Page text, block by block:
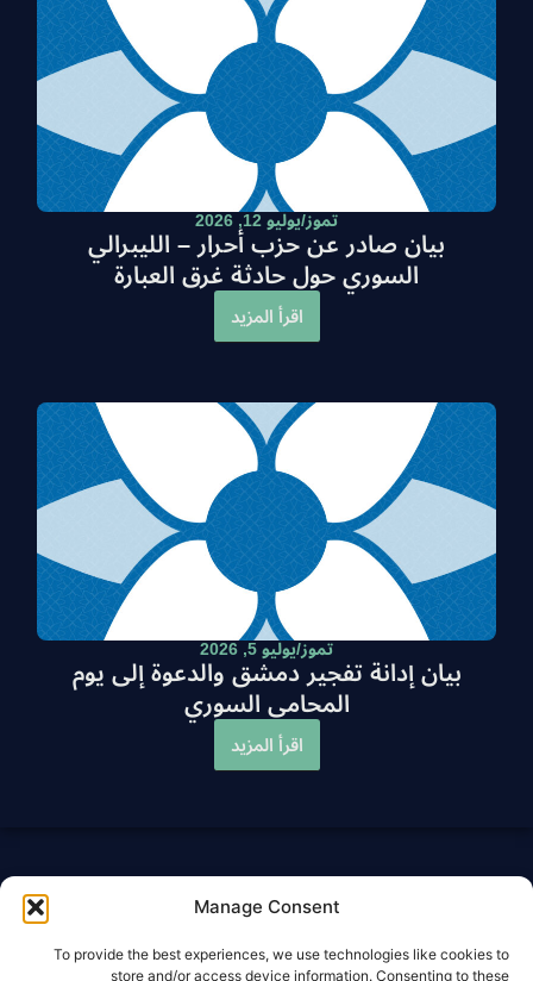
Manage Consent
To provide the best experiences, we use technologies like cookies to
store and/or access device information. Consenting to these
تموز/يوليو 12, 2026
بيان صادر عن حزب أحرار – الليبرالي
السوري حول حادثة غرق العبارة
اقرأ المزيد
تموز/يوليو 5, 2026
بيان إدانة تفجير دمشق والدعوة إلى يوم
المحامي السوري
اقرأ المزيد